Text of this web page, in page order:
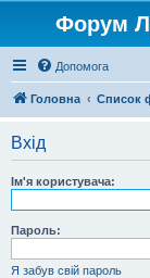
Форум
Допомога
Головна Список
Вхід
Ім'я користувача:
Пароль:
Я забув свій пароль